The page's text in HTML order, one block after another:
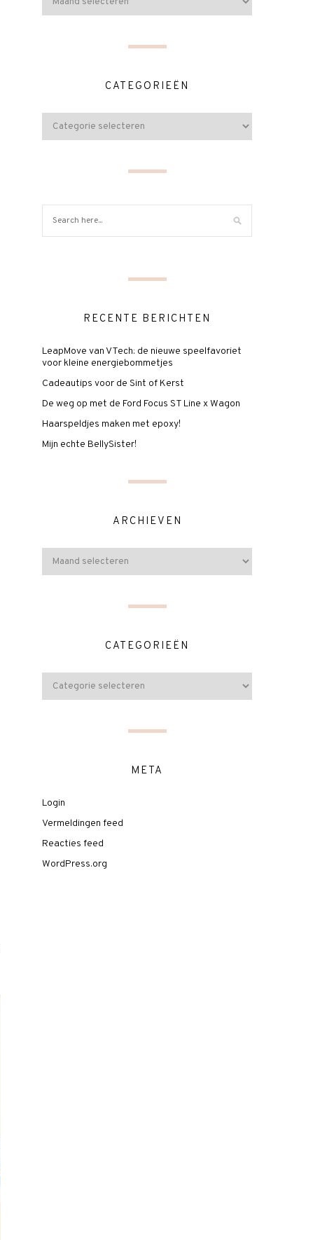
CATEGORIEËN
RECENTE BERICHTEN
LeapMove van VTech: de nieuwe speelfavoriet
voor kleine energiebommetjes
Cadeautips voor de Sint of Kerst
De weg op met de Ford Focus ST Line x Wagon
Haarspeldjes maken met epoxy!
Mijn echte BellySister!
ARCHIEVEN
CATEGORIEËN
META
Login
Vermeldingen feed
Reacties feed
WordPress.org